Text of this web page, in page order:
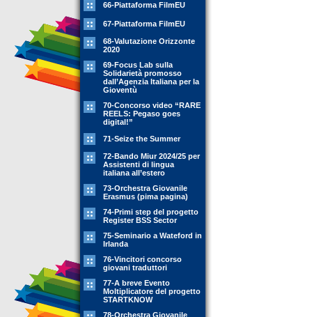
66-Piattaforma FilmEU
67-Piattaforma FilmEU
68-Valutazione Orizzonte
2020
69-Focus Lab sulla
Solidarietà promosso
dall’Agenzia Italiana per la
Gioventù
70-Concorso video “RARE
REELS: Pegaso goes
digital!”
71-Seize the Summer
72-Bando Miur 2024/25 per
Assistenti di lingua
italiana all’estero
73-Orchestra Giovanile
Erasmus (pima pagina)
74-Primi step del progetto
Register BSS Sector
75-Seminario a Wateford in
Irlanda
76-Vincitori concorso
giovani traduttori
77-A breve Evento
Moltiplicatore del progetto
STARTKNOW
78-Orchestra Giovanile